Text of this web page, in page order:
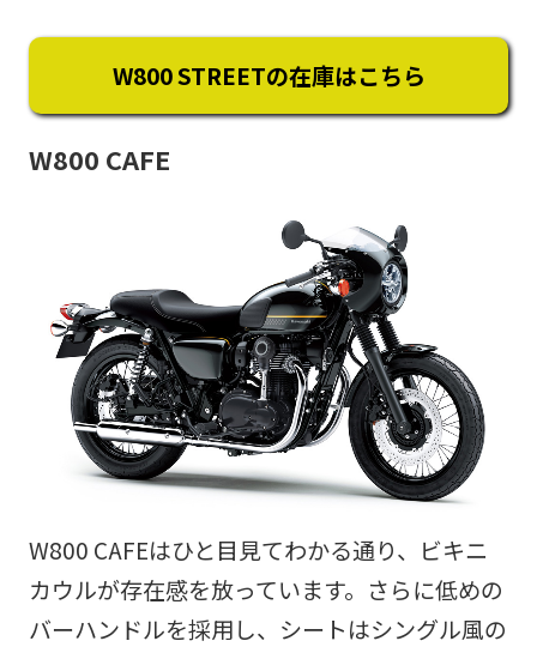
W800 STREETの在庫はこちら
W800 CAFE
W800 CAFEはひと目見てわかる通り、ビキニ
カウルが存在感を放っています。さらに低めの
バーハンドルを採用し、シートはシングル風の